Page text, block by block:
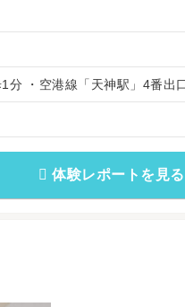
分 ・空港線「天神駅」4番
体験レポートを見る